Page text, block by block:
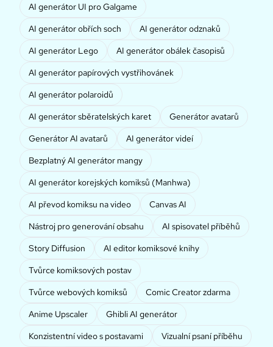
AI generátor UI pro Galgame
AI generátor obřích soch
AI generátor odznaků
AI generátor Lego
AI generátor obálek časopisů
AI generátor papírových vystřihovánek
AI generátor polaroidů
AI generátor sběratelských karet
Generátor avatarů
Generátor AI avatarů
AI generátor videí
Bezplatný AI generátor mangy
AI generátor korejských komiksů (Manhwa)
AI převod komiksu na video
Canvas AI
Nástroj pro generování obsahu
AI spisovatel příběhů
Story Diffusion
AI editor komiksové knihy
Tvůrce komiksových postav
Tvůrce webových komiksů
Comic Creator zdarma
Anime Upscaler
Ghibli AI generátor
Konzistentní video s postavami
Vizualní psaní příběhu